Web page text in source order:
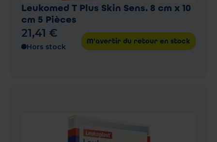
Leukomed T Plus Skin Sens. 8 cm x 10
cm 5 Pièces
21,41 €
Hors stock
M'avertir du retour en stock